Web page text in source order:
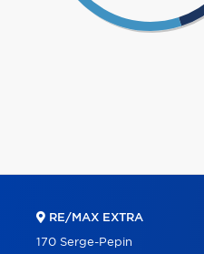
RE/MAX EXTRA
170 Serge-Pepin